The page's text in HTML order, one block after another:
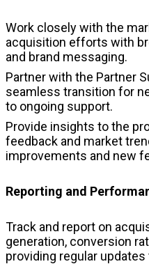
Work closely with the
acquisition efforts with
and brand messaging.
Partner with the Partner
seamless transition for
to ongoing support.
Provide insights to the
feedback and market
improvements and new
Reporting and
Track and report on
generation, conversion
providing regular